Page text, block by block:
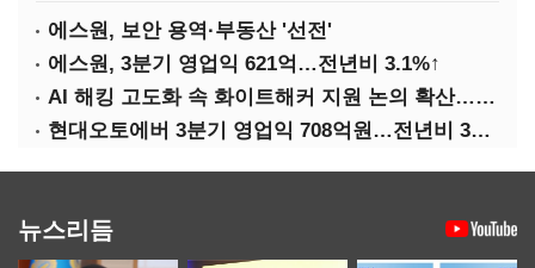
에스원, 보안 용역·부동산 '선전'
에스원, 3분기 영업익 621억…전년비 3.1%↑
AI 해킹 고도화 속 화이트해커 지원 논의 확산…'버그바운티' 재조명
현대오토에버 3분기 영업익 708억원…전년비 34.8%↑
뉴스리듬